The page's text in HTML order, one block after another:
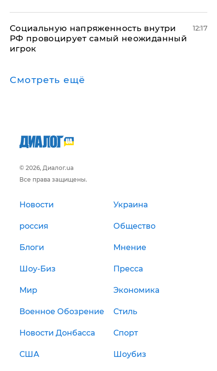
Социальную напряженность внутри
РФ провоцирует самый неожиданный
игрок
12:17
Смотреть ещё
© 2026, Диалог.ua
Все права защищены.
Новости Украина
россия Общество
Блоги Мнение
Шоу-Биз Пресса
Мир Экономика
Военное Обозрение Стиль
Новости Донбасса Спорт
США Шоубиз